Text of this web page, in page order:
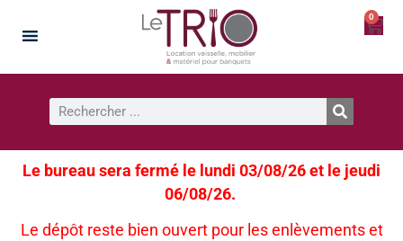
0
Le bureau sera fermé le lundi 03/08/26 et le jeudi
06/08/26.
Le dépôt reste bien ouvert pour les enlèvements et